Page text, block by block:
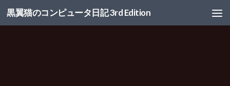
コンテンツへスキップ
黒翼猫のコンピュータ日記 3rd Edition